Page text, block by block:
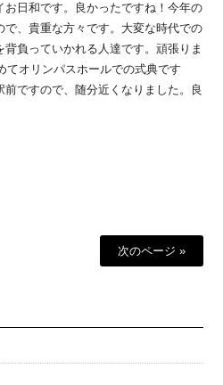
日和です。良かったですね！今年の
、貴重な方々です。大変な時代での
負っていかれる人達です。頑張りま
てオリンパスホールでの式典です
ですので、随分近くなりました。良
次のページ »